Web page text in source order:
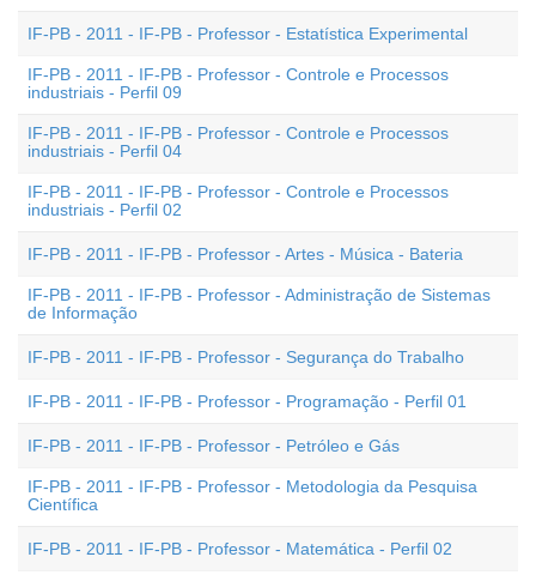
IF-PB - 2011 - IF-PB - Professor - Estatística Experimental
IF-PB - 2011 - IF-PB - Professor - Controle e Processos
industriais - Perfil 09
IF-PB - 2011 - IF-PB - Professor - Controle e Processos
industriais - Perfil 04
IF-PB - 2011 - IF-PB - Professor - Controle e Processos
industriais - Perfil 02
IF-PB - 2011 - IF-PB - Professor - Artes - Música - Bateria
IF-PB - 2011 - IF-PB - Professor - Administração de Sistemas
de Informação
IF-PB - 2011 - IF-PB - Professor - Segurança do Trabalho
IF-PB - 2011 - IF-PB - Professor - Programação - Perfil 01
IF-PB - 2011 - IF-PB - Professor - Petróleo e Gás
IF-PB - 2011 - IF-PB - Professor - Metodologia da Pesquisa
Científica
IF-PB - 2011 - IF-PB - Professor - Matemática - Perfil 02